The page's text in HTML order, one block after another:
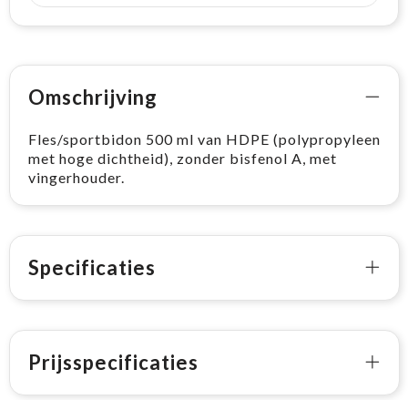
Omschrijving
Fles/sportbidon 500 ml van HDPE (polypropyleen
met hoge dichtheid), zonder bisfenol A, met
vingerhouder.
Specificaties
Prijsspecificaties